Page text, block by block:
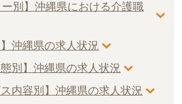
別】沖縄県における介護職
沖縄県の求人状況
別】沖縄県の求人状況
内容別】沖縄県の求人状況